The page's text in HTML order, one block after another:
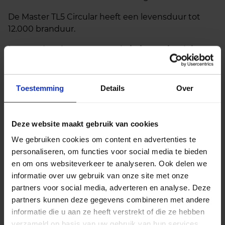
Toestemming Details Over
Deze website maakt gebruik van cookies
We gebruiken cookies om content en advertenties te
personaliseren, om functies voor social media te bieden
en om ons websiteverkeer te analyseren. Ook delen we
informatie over uw gebruik van onze site met onze
partners voor social media, adverteren en analyse. Deze
partners kunnen deze gegevens combineren met andere
informatie die u aan ze heeft verstrekt of die ze hebben
De Master TL5 Circular heeft een levensduur tot
12.000 branduur.
Let goed op het wattage als je jouw circulaire
vervangen? Dan is het superbelangrijk om even
goed naar het wattage te kijken!
Bij onze circulaire TL5 lampen zit het namelijk zo:
het wattage bepaalt de diameter van de hele
ring.Kies je een lamp met een verkeerd wattage,
dan past ‘ie simpelweg niet in je armatuur. Zonde
van de moeite, toch?
Daarom, voordat je een nieuwe circulaire TL5
lamp bestelt: check even goed het wattage van
je oude lamp. Zo weet je zeker dat de nieuwe